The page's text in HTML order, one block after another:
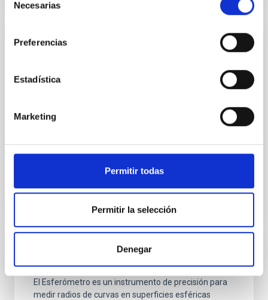
Necesarias
Preferencias
Estadística
Marketing
Permitir todas
Permitir la selección
Denegar
Automatic positioners
posicionadores que pueden ser controlados
micrómetros. Proceden de diferentes casas y por
software de control cara al usuario es similar. En la
siguiente tabla se
El Esferómetro es un instrumento de precisión para
medir radios de curvas en superficies esféricas